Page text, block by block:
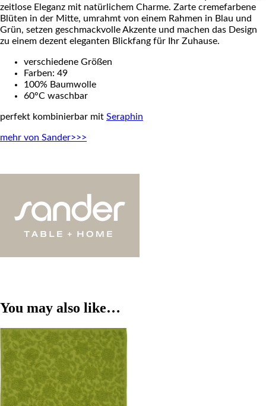
zeitlose Eleganz mit natürlichem Charme. Zarte cremefarbene
Blüten in der Mitte, umrahmt von einem Rahmen in Blau und
Grün, setzen geschmackvolle Akzente und machen das Design
zu einem dezent eleganten Blickfang für Ihr Zuhause.
verschiedene Größen
Farben: 49
100% Baumwolle
60°C waschbar
perfekt kombinierbar mit Seraphin
mehr von Sander>>>
You may also like…